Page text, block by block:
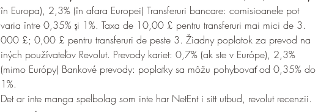
în Europa), 2,3% (în afara Europei) Transferuri bancare: comisioanele pot
varia între 0,35% și 1%. Taxa de 10,00 £ pentru transferuri mai mici de 3.
000 £; 0,00 £ pentru transferuri de peste 3. Žiadny poplatok za prevod na
iných používateľov Revolut. Prevody kariet: 0,7% (ak ste v Európe), 2,3%
(mimo Európy) Bankové prevody: poplatky sa môžu pohybovať od 0,35% do
1%.
Det ar inte manga spelbolag som inte har NetEnt i sitt utbud, revolut recenzii.